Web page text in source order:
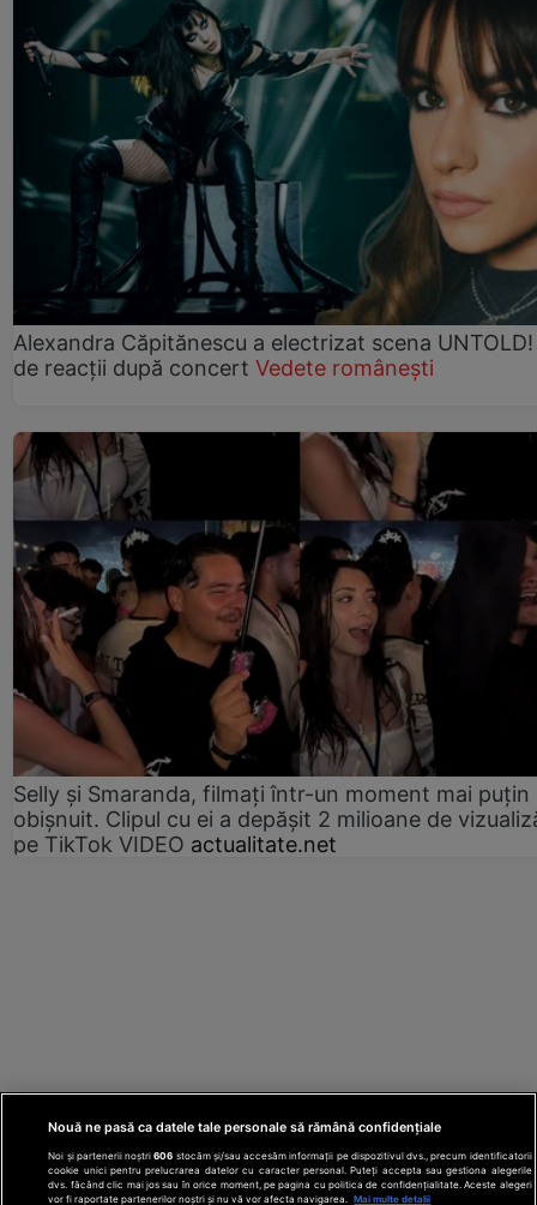
Alexandra Căpitănescu a electrizat scena UNTOLD!
de reacții după concert Vedete românești
Selly și Smaranda, filmați într-un moment mai puțin
obișnuit. Clipul cu ei a depășit 2 milioane de
pe TikTok VIDEO actualitate.net
Nouă ne pasă ca datele tale personale să rămână confidențiale
Noi și partenerii noștri606 stocăm și/sau accesăm informații pe dispozitivul dvs., precum identificatorii
cookie unici pentru prelucrarea datelor cu caracter personal. Puteți accepta sau gestiona alegerile
dvs. făcând clic mai jos sau în orice moment, pe pagina cu politica de confidențialitate. Aceste alegeri
vor fi raportate partenerilor noștri și nu vă vor afecta navigarea.
Mai multe detalii